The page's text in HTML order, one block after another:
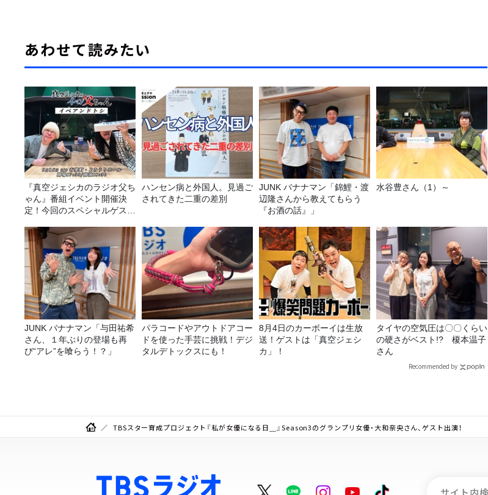
あわせて読みたい
『真空ジェシカのラジオ父ち
ゃん』番組イベント開催決
定！今回のスペシャルゲスト
ハンセン病と外国人。見過ご
されてきた二重の差別
JUNK バナナマン「錦鯉・渡
辺隆さんから教えてもらう
『お酒の話』」
水谷豊さん（1）～
JUNK バナナマン「与田祐希
さん、１年ぶりの登場も再
び“アレ”を喰らう！？」
パラコードやアウトドアコー
ドを使った手芸に挑戦！デジ
タルデトックスにも！
8月4日のカーボーイは生放
送！ゲストは「真空ジェシ
カ」！
タイヤの空気圧は〇〇くらい
の硬さがベスト!? 榎本温子
さん
Recommended by
TBSスター育成プロジェクト『私が女優になる日＿』Season3のグランプリ女優・大和奈央さん、ゲスト出演！